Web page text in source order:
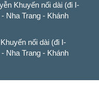
Khuyến nối dài (đi I-
Nha Trang - Khánh
nối dài (đi I-
Nha Trang - Khánh